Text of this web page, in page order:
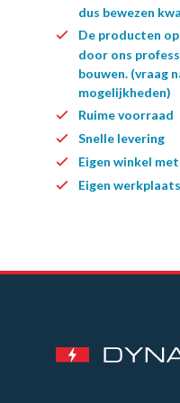
dus bewezen
De producten
door ons
bouwen. (vraag
mogelijkheden)
Ruime voorraad
Snelle levering
Eigen winkel
Eigen werkplaats